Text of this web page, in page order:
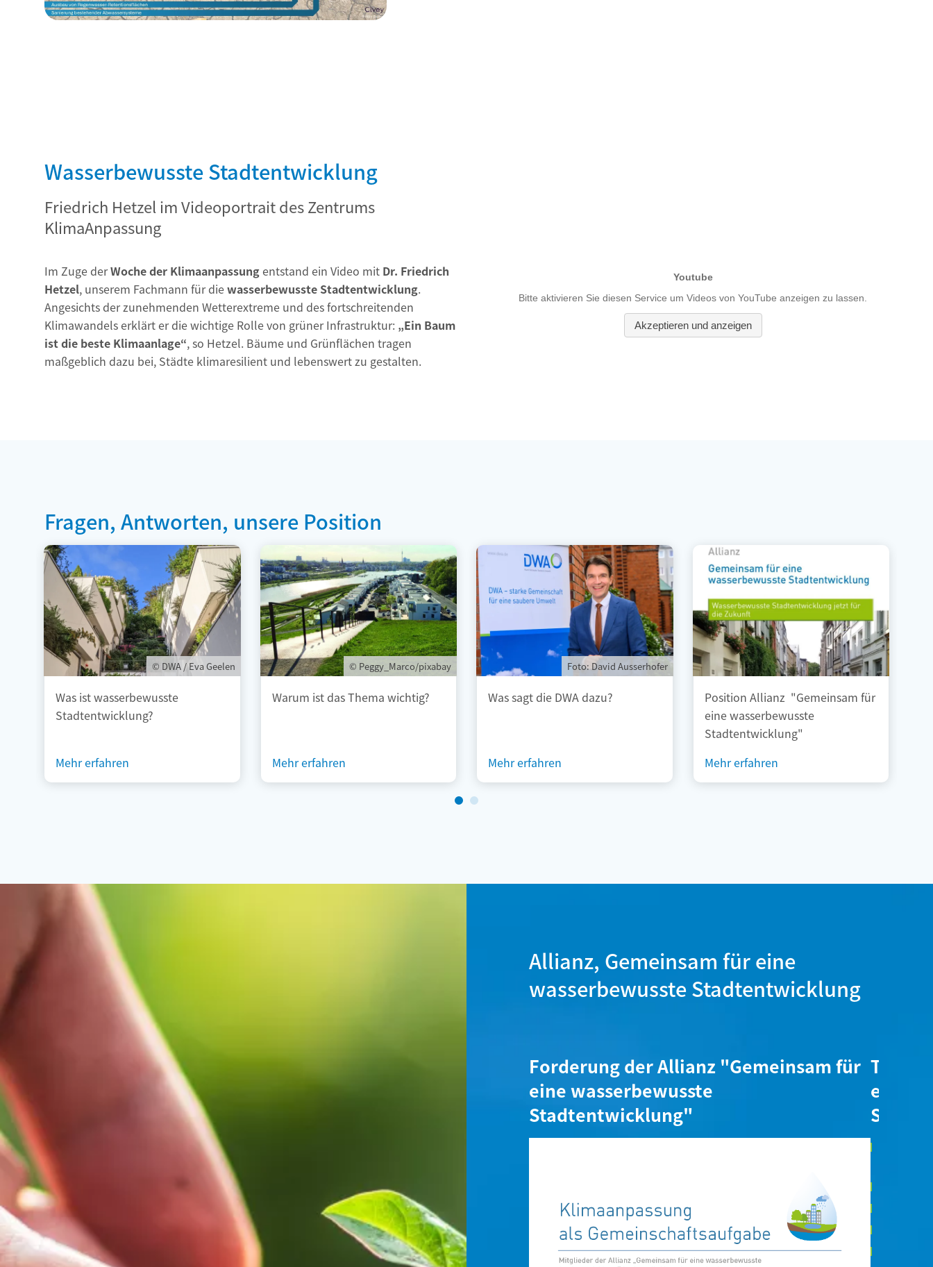
Wasserbewusste Stadtentwicklung
Friedrich Hetzel im Videoportrait des Zentrums
KlimaAnpassung
Im Zuge derWoche der Klimaanpassung entstand ein Video mit Dr. Friedrich
Hetzel, unserem Fachmann für diewasserbewusste Stadtentwicklung.
Angesichts der zunehmenden Wetterextreme und des fortschreitenden
Klimawandels erklärt er die wichtige Rolle von grüner Infrastruktur: „Ein Baum
ist die beste Klimaanlage“, so Hetzel. Bäume und Grünflächen tragen
maßgeblich dazu bei, Städte klimaresilient und lebenswert zu gestalten.
Fragen, Antworten, unsere Position
© DWA / Eva Geelen
Was ist wasserbewusste
Stadtentwicklung?
Mehr erfahren
© Peggy_Marco/pixabay
Warum ist das Thema wichtig?
Mehr erfahren
Foto: David Ausserhofer
Was sagt die DWA dazu?
Mehr erfahren
Position Allianz "Gemeinsam für
eine wasserbewusste
Stadtentwicklung"
Mehr erfahren
Allianz, Gemeinsam für eine
wasserbewusste Stadtentwicklung
Forderung der Allianz "Gemeinsam für
eine wasserbewusste
Stadtentwicklung"
eine